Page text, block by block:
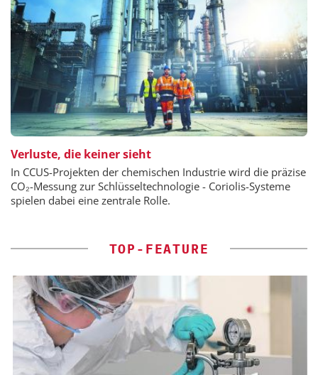
Verluste, die keiner sieht
In CCUS-Projekten der chemischen Industrie wird die präzise
CO₂-Messung zur Schlüsseltechnologie - Coriolis-Systeme
spielen dabei eine zentrale Rolle.
TOP-FEATURE